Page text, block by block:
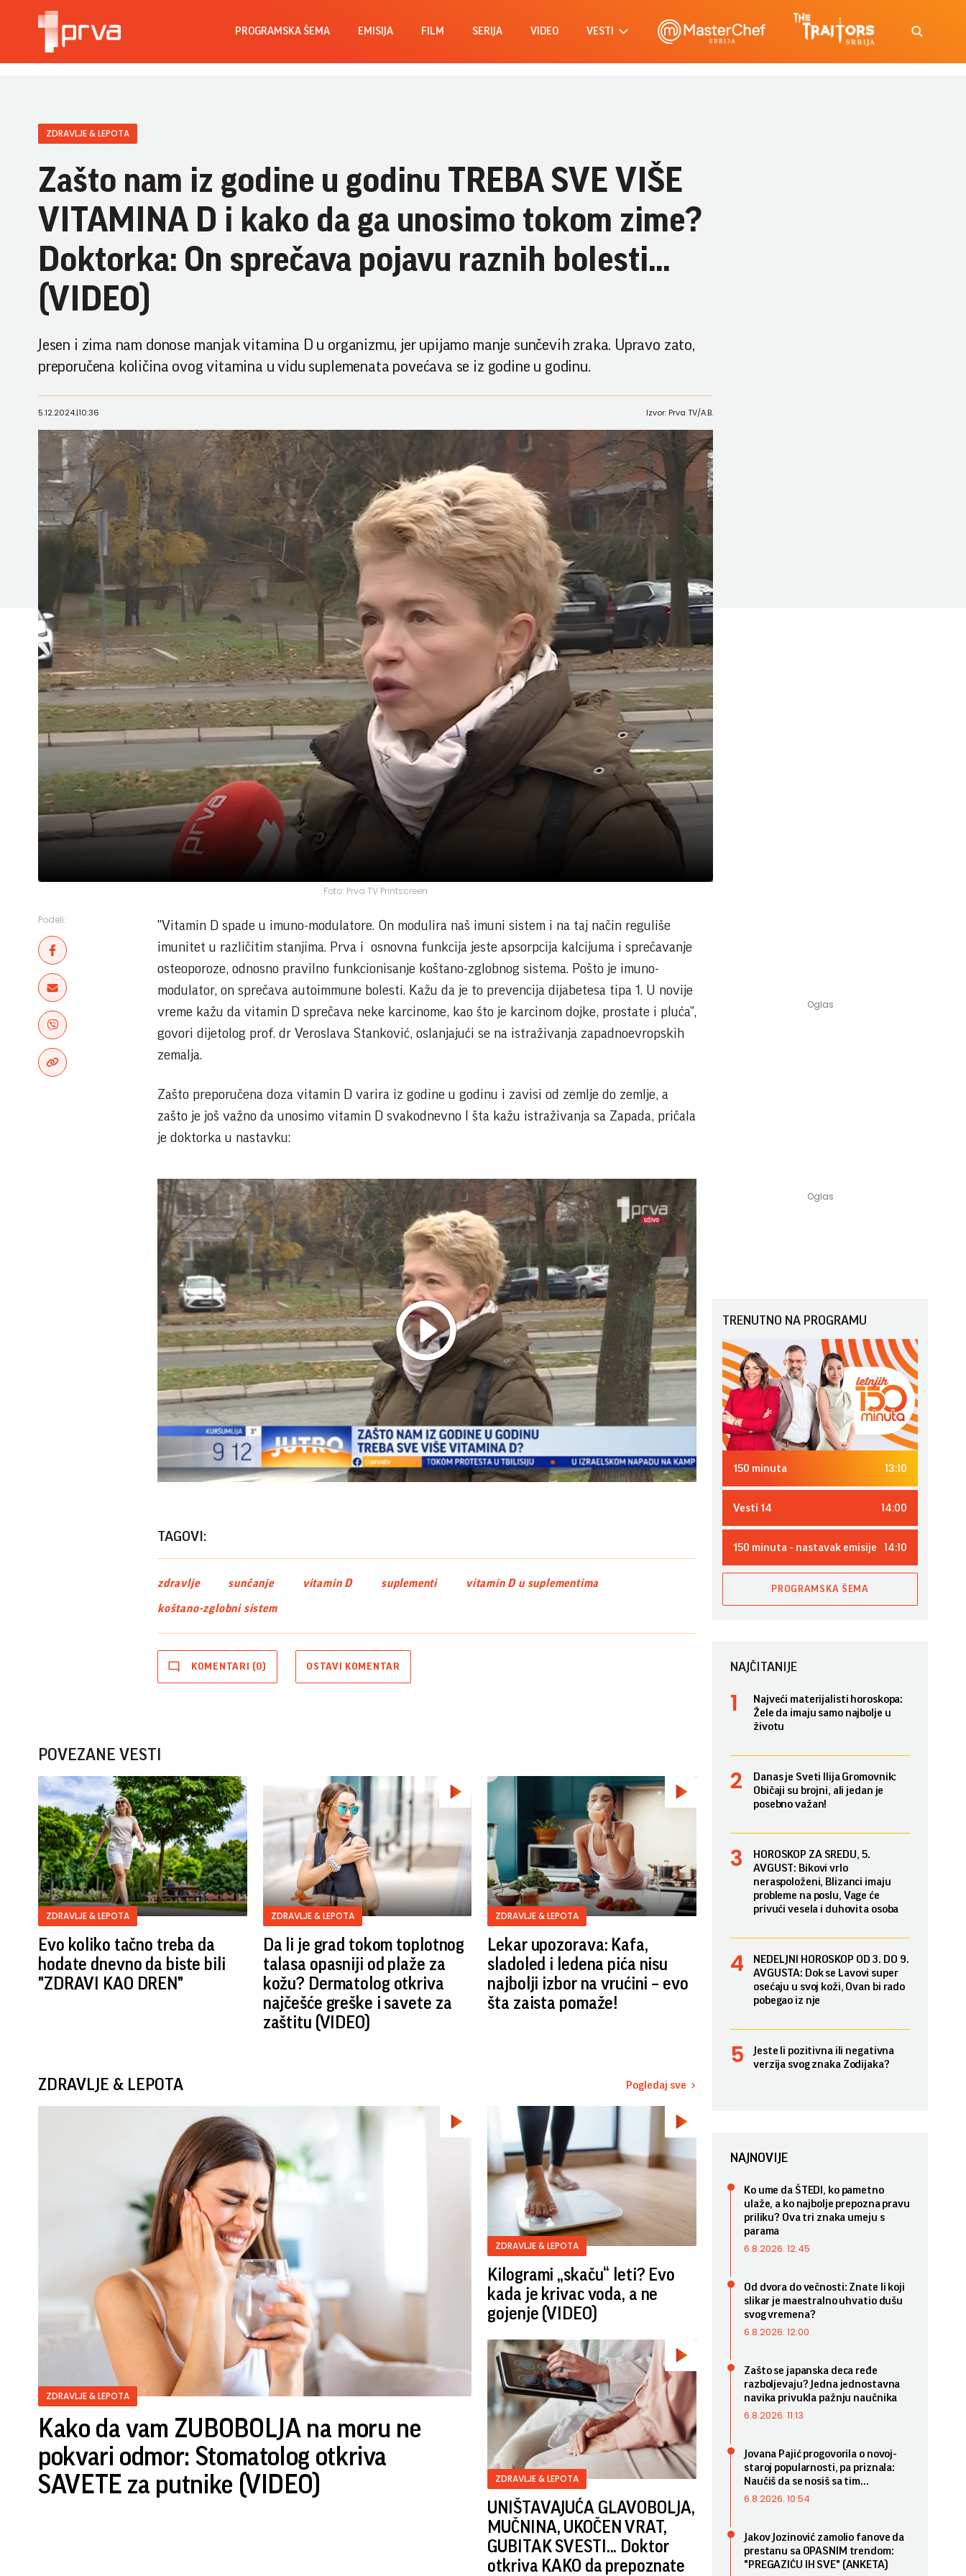
PROGRAMSKA ŠEMA EMISIJA FILM SERIJA VIDEO VESTI
ZDRAVLJE & LEPOTA
Zašto nam iz godine u godinu TREBA SVE VIŠE
VITAMINA D i kako da ga unosimo tokom zime?
Doktorka: On sprečava pojavu raznih bolesti...
(VIDEO)
Jesen i zima nam donose manjak vitamina D u organizmu, jer upijamo manje sunčevih zraka. Upravo zato,
preporučena količina ovog vitamina u vidu suplemenata povećava se iz godine u godinu.
Foto: Prva TV Printscreen
5.12.2024.|10:36 Izvor: Prva TV/A.B.
Podeli:
"Vitamin D spade u imuno-modulatore. On modulira naš imuni sistem i na taj način reguliše
imunitet u različitim stanjima. Prva i osnovna funkcija jeste apsorpcija kalcijuma i sprečavanje
osteoporoze, odnosno pravilno funkcionisanje koštano-zglobnog sistema. Pošto je imuno-
modulator, on sprečava autoimmune bolesti. Kažu da je to prevencija dijabetesa tipa 1. U novije
vreme kažu da vitamin D sprečava neke karcinome, kao što je karcinom dojke, prostate i pluća”,
govori dijetolog prof. dr Veroslava Stanković, oslanjajući se na istraživanja zapadnoevropskih
zemalja.
Zašto preporučena doza vitamin D varira iz godine u godinu i zavisi od zemlje do zemlje, a
zašto je još važno da unosimo vitamin D svakodnevno I šta kažu istraživanja sa Zapada, pričala
je doktorka u nastavku:
Play
Video
TAGOVI:
zdravlje sunčanje vitamin D suplementi vitamin D u suplementima
koštano-zglobni sistem
KOMENTARI (0) OSTAVI KOMENTAR
POVEZANE VESTI
ZDRAVLJE & LEPOTA
Evo koliko tačno treba da
hodate dnevno da biste bili
"ZDRAVI KAO DREN"
ZDRAVLJE & LEPOTA
Da li je grad tokom toplotnog
talasa opasniji od plaže za
kožu? Dermatolog otkriva
najčešće greške i savete za
zaštitu (VIDEO)
ZDRAVLJE & LEPOTA
Lekar upozorava: Kafa,
sladoled i ledena pića nisu
najbolji izbor na vrućini – evo
šta zaista pomaže!
ZDRAVLJE & LEPOTA Pogledaj sve
ZDRAVLJE & LEPOTA
Kako da vam ZUBOBOLJA na moru ne
pokvari odmor: Stomatolog otkriva
SAVETE za putnike (VIDEO)
ZDRAVLJE & LEPOTA
Kilogrami „skaču“ leti? Evo
kada je krivac voda, a ne
gojenje (VIDEO)
ZDRAVLJE & LEPOTA
UNIŠTAVAJUĆA GLAVOBOLJA,
MUČNINA, UKOČEN VRAT,
GUBITAK SVESTI... Doktor
otkriva KAKO da prepoznate
TRENUTNO NA PROGRAMU
150 minuta 13:10
Vesti 14 14:00
150 minuta - nastavak emisije 14:10
PROGRAMSKA ŠEMA
NAJČITANIJE
Najveći materijalisti horoskopa:
Žele da imaju samo najbolje u
životu
Danas je Sveti Ilija Gromovnik:
Običaji su brojni, ali jedan je
posebno važan!
HOROSKOP ZA SREDU, 5.
AVGUST: Bikovi vrlo
neraspoloženi, Blizanci imaju
probleme na poslu, Vage će
privući vesela i duhovita osoba
NEDELJNI HOROSKOP OD 3. DO 9.
AVGUSTA: Dok se Lavovi super
osećaju u svoj koži, Ovan bi rado
pobegao iz nje
Jeste li pozitivna ili negativna
verzija svog znaka Zodijaka?
NAJNOVIJE
Ko ume da ŠTEDI, ko pametno
ulaže, a ko najbolje prepozna pravu
priliku? Ova tri znaka umeju s
parama
6.8.2026. 12:45
Od dvora do večnosti: Znate li koji
slikar je maestralno uhvatio dušu
svog vremena?
6.8.2026. 12:00
Zašto se japanska deca ređe
razboljevaju? Jedna jednostavna
navika privukla pažnju naučnika
6.8.2026. 11:13
Jovana Pajić progovorila o novoj-
staroj popularnosti, pa priznala:
Naučiš da se nosiš sa tim...
6.8.2026. 10:54
Jakov Jozinović zamolio fanove da
prestanu sa OPASNIM trendom:
"PREGAZIĆU IH SVE" (ANKETA)